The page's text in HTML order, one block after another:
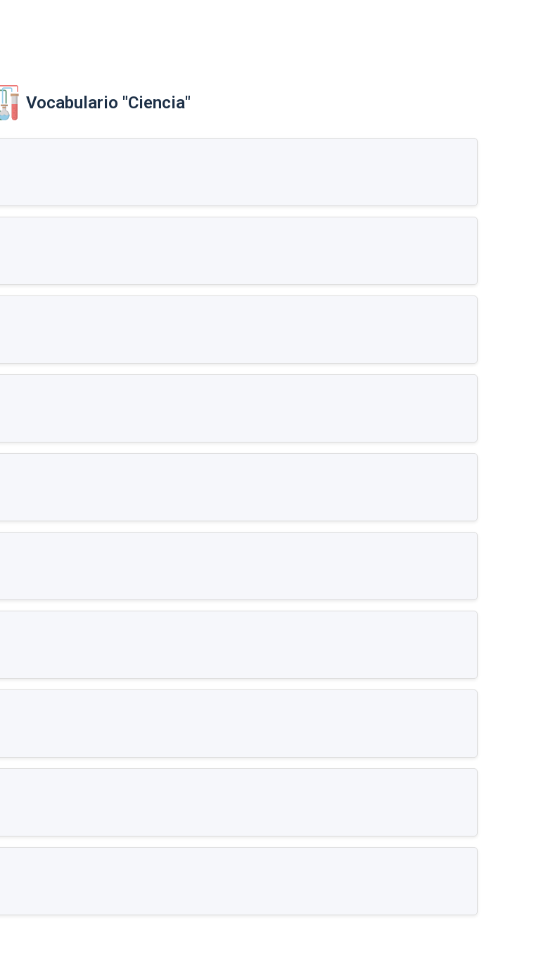
Vocabulario "Ciencia"